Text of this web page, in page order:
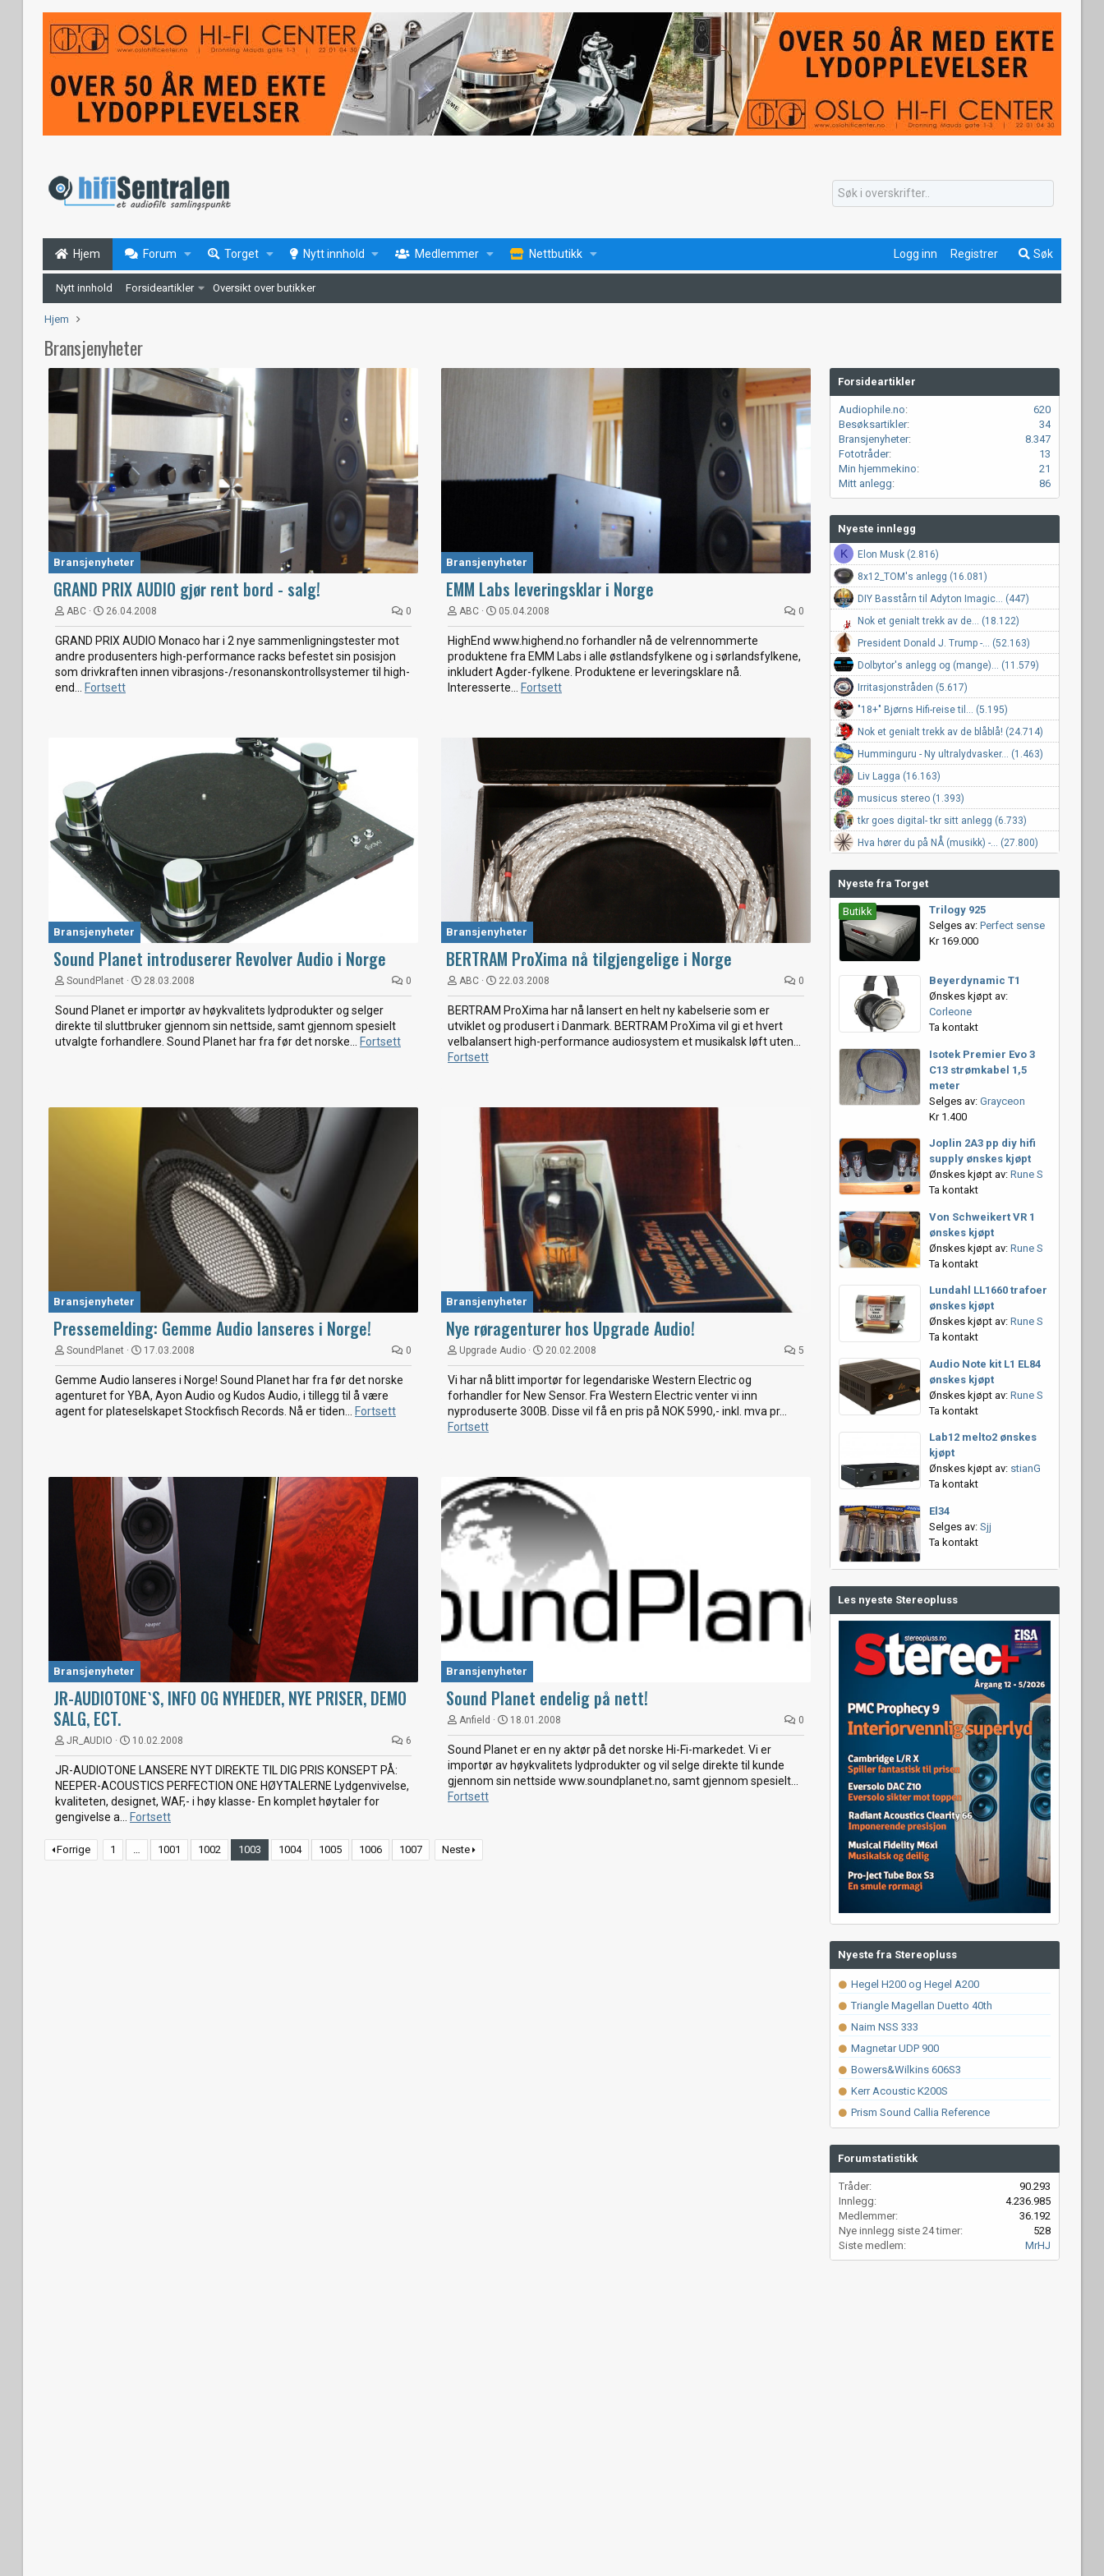
Hjem Forum Torget Nytt innhold Medlemmer Nettbutikk Logg inn Registrer Søk
Nytt innhold Forsideartikler Oversikt over butikker
Hjem
Bransjenyheter
Bransjenyheter
GRAND PRIX AUDIO gjør rent bord - salg!
ABC 26.04.2008 0
GRAND PRIX AUDIO Monaco har i 2 nye sammenligningstester mot
andre produsenters high-performance racks befestet sin posisjon
som drivkraften innen vibrasjons-/resonanskontrollsystemer til high-
end...
Fortsett
Bransjenyheter
EMM Labs leveringsklar i Norge
ABC 05.04.2008 0
HighEnd www.highend.no forhandler nå de velrennommerte
produktene fra EMM Labs i alle østlandsfylkene og i sørlandsfylkene,
inkludert Agder-fylkene. Produktene er leveringsklare nå.
Interesserte...
Fortsett
Bransjenyheter
Sound Planet introduserer Revolver Audio i Norge
SoundPlanet 28.03.2008 0
Sound Planet er importør av høykvalitets lydprodukter og selger
direkte til sluttbruker gjennom sin nettside, samt gjennom spesielt
utvalgte forhandlere. Sound Planet har fra før det norske...
Fortsett
Bransjenyheter
BERTRAM ProXima nå tilgjengelige i Norge
ABC 22.03.2008 0
BERTRAM ProXima har nå lansert en helt ny kabelserie som er
utviklet og produsert i Danmark. BERTRAM ProXima vil gi et hvert
velbalansert high-performance audiosystem et musikalsk løft uten...
Fortsett
Bransjenyheter
Pressemelding: Gemme Audio lanseres i Norge!
SoundPlanet 17.03.2008 0
Gemme Audio lanseres i Norge! Sound Planet har fra før det norske
agenturet for YBA, Ayon Audio og Kudos Audio, i tillegg til å være
agent for plateselskapet Stockfisch Records. Nå er tiden...
Fortsett
Bransjenyheter
Nye røragenturer hos Upgrade Audio!
Upgrade Audio 20.02.2008 5
Vi har nå blitt importør for legendariske Western Electric og
forhandler for New Sensor. Fra Western Electric venter vi inn
nyproduserte 300B. Disse vil få en pris på NOK 5990,- inkl. mva pr...
Fortsett
Bransjenyheter
JR-AUDIOTONE`S, INFO OG NYHEDER, NYE PRISER, DEMO
SALG, ECT.
JR_AUDIO 10.02.2008 6
JR-AUDIOTONE LANSERE NYT DIREKTE TIL DIG PRIS KONSEPT PÅ:
NEEPER-ACOUSTICS PERFECTION ONE HØYTALERNE Lydgenvivelse,
kvaliteten, designet, WAF,- i høy klasse- En komplet høytaler for
gengivelse a...
Fortsett
Bransjenyheter
Sound Planet endelig på nett!
Anfield 18.01.2008 0
Sound Planet er en ny aktør på det norske Hi-Fi-markedet. Vi er
importør av høykvalitets lydprodukter og vil selge direkte til kunde
gjennom sin nettside www.soundplanet.no, samt gjennom spesielt...
Fortsett
Forrige 1 … 1001 1002 1003 1004 1005 1006 1007 Neste
Forsideartikler
Audiophile.no
620
Besøksartikler
34
Bransjenyheter
8.347
Fototråder
13
Min hjemmekino
21
Mitt anlegg
86
Nyeste innlegg
K
Elon Musk (2.816)
8x12_TOM's anlegg (16.081)
DIY Basstårn til Adyton Imagic... (447)
Nok et genialt trekk av de... (18.122)
President Donald J. Trump -... (52.163)
Dolbytor's anlegg og (mange)... (11.579)
Irritasjonstråden (5.617)
"18+" Bjørns Hifi-reise til... (5.195)
Nok et genialt trekk av de blåblå! (24.714)
Humminguru - Ny ultralydvasker... (1.463)
Liv Lagga (16.163)
musicus stereo (1.393)
tkr goes digital- tkr sitt anlegg (6.733)
Hva hører du på NÅ (musikk) -... (27.800)
Nyeste fra Torget
Butikk
Trilogy 925
Selges av: Perfect sense
Kr 169.000
Beyerdynamic T1
Ønskes kjøpt av:
Corleone
Ta kontakt
Isotek Premier Evo 3
C13 strømkabel 1,5
meter
Selges av: Grayceon
Kr 1.400
Joplin 2A3 pp diy hifi
supply ønskes kjøpt
Ønskes kjøpt av: Rune S
Ta kontakt
Von Schweikert VR 1
ønskes kjøpt
Ønskes kjøpt av: Rune S
Ta kontakt
Lundahl LL1660 trafoer
ønskes kjøpt
Ønskes kjøpt av: Rune S
Ta kontakt
Audio Note kit L1 EL84
ønskes kjøpt
Ønskes kjøpt av: Rune S
Ta kontakt
Lab12 melto2 ønskes
kjøpt
Ønskes kjøpt av: stianG
Ta kontakt
El34
Selges av: Sjj
Ta kontakt
Les nyeste Stereopluss
Nyeste fra Stereopluss
Hegel H200 og Hegel A200
Triangle Magellan Duetto 40th
Naim NSS 333
Magnetar UDP 900
Bowers&Wilkins 606S3
Kerr Acoustic K200S
Prism Sound Callia Reference
Forumstatistikk
Tråder
90.293
Innlegg
4.236.985
Medlemmer
36.192
Nye innlegg siste 24 timer
528
Siste medlem
MrHJ